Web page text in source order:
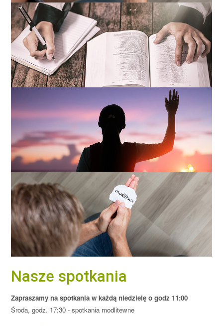
Nasze spotkania
Zapraszamy na spotkania w każdą niedzielę o godz 11:00
Środa, godz. 17:30 - spotkania modlitewne